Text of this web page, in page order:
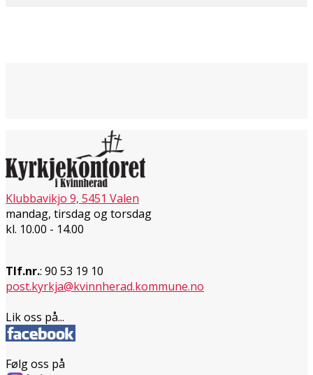
Klubbavikjo 9, 5451 Valen
mandag, tirsdag og torsdag
kl. 10.00 - 14.00
Tlf.nr.: 90 53 19 10
post.kyrkja@kvinnherad.kommune.no
Lik oss på...
Følg oss på